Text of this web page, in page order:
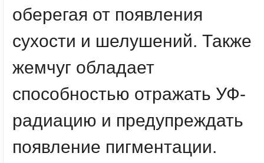
оберегая от появления
сухости и шелушений. Также
жемчуг обладает
способностью отражать УФ-
радиацию и предупреждать
появление пигментации.